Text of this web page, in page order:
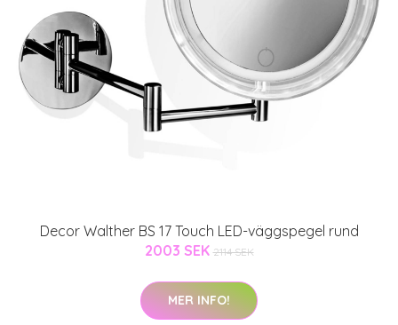
Decor Walther BS 17 Touch LED-väggspegel rund
2003 SEK 2114 SEK
MER INFO!